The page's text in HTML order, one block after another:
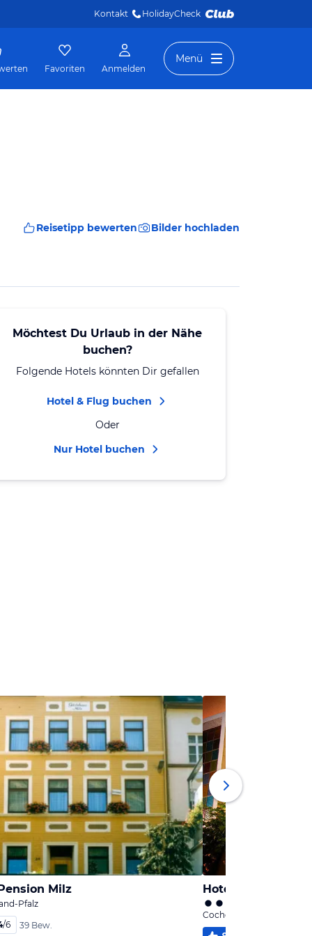
Kontakt HolidayCheck
Favoriten Anmelden
Menü
Reisetipp bewerten Bilder hochladen
Möchtest Du Urlaub in der Nähe
buchen?
Folgende Hotels könnten Dir gefallen
Hotel & Flug buchen
Oder
Nur Hotel buchen
Milz
Pfalz
/6 39 Bew.
Hotel Weinhof
Cochem, Rheinland-Pfalz